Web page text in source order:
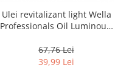
Ulei revitalizant light Wella
Professionals Oil Luminous,
67,76 Lei
39,99 Lei